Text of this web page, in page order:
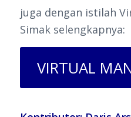
juga dengan istilah
Simak selengkapnya:
VIRTUAL